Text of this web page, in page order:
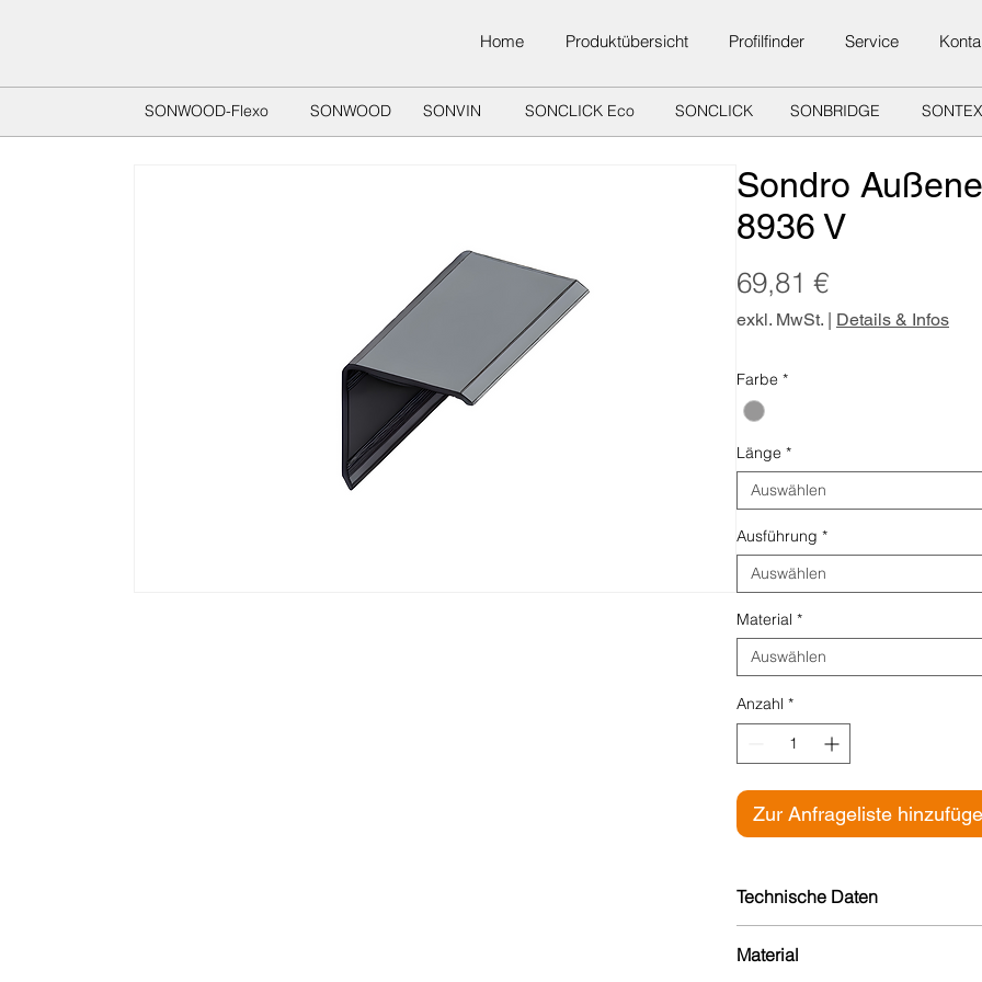
Home Produktübersicht Profilfinder Service
SONWOOD-Flexo SONWOOD SONVIN SONCLICK Eco SONCLICK SONBRIDGE
Sondro
8936 V
69,81 €Preis
exkl. MwSt. | Details & Infos
Farbe *
Länge *
Auswählen
Ausführung *
Auswählen
Material *
Auswählen
Anzahl *
Zur Anfrageliste
Technische Daten
Breite: 60 mm
Material